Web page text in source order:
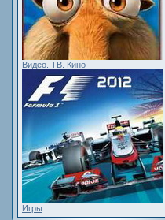
Видео. ТВ. Кино
Игры